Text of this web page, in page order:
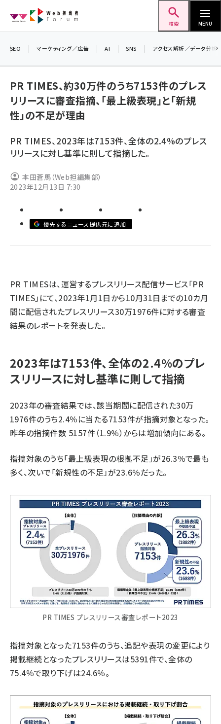
ン
検索 MENU
seo (3526)
youtube (2434)
セミナー (2307)
meo (1275)
SEO マーケティング／広告 AI SNS アクセス解析／データ分析
PR TIMES、約30万件のうち7153件のプレス
リリースに審査指摘、「最上級表現」と「新規
性」の不足が理由
PR TIMES、2023年は7153件、全体の2.4%のプレス
リリースに対し基準に則して指摘した。
本田蒼馬（Web担編集部）
2023年12月13日 7:30
優先するニュース提供元に追加
PR TIMESは、運営するプレスリリース配信サービス「PR
TIMES」にて、2023年1月1日から10月31日までの10カ月
間に配信されたプレスリリース30万1976件に対する審査
結果のレポートを発表した。
2023年は7153件、全体の2.4%のプレ
スリリースに対し基準に則して指摘
2023年の審査結果では、該当期間に配信された30万
1976件のうち2.4％に当たる7153件が指摘対象となった。
昨年の指摘件数 5157件（1.9％）からは増加傾向にある。
指摘対象のうち「最上級表現の根拠不足」が26.3％で最も
多く、次いで「新規性の不足」が23.6％だった。
PR TIMES プレスリリース審査レポート2023
指摘対象となった7153件のうち、追記や表現の変更により
掲載継続となったプレスリリースは5391件で、全体の
75.4％で取り下げは24.6％。